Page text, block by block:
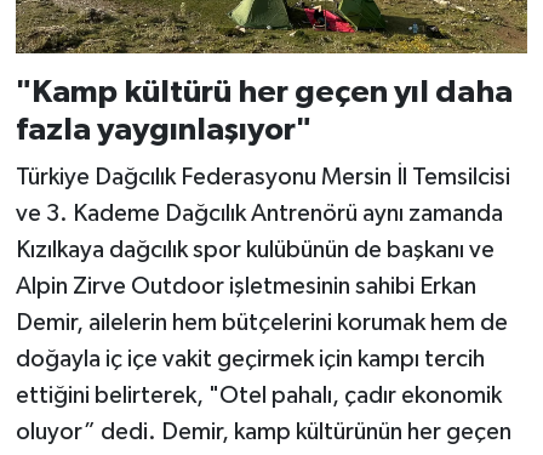
"Kamp kültürü her geçen yıl daha
fazla yaygınlaşıyor"
Türkiye Dağcılık Federasyonu Mersin İl Temsilcisi
ve 3. Kademe Dağcılık Antrenörü aynı zamanda
Kızılkaya dağcılık spor kulübünün de başkanı ve
Alpin Zirve Outdoor işletmesinin sahibi Erkan
Demir, ailelerin hem bütçelerini korumak hem de
doğayla iç içe vakit geçirmek için kampı tercih
ettiğini belirterek, "Otel pahalı, çadır ekonomik
oluyor” dedi. Demir, kamp kültürünün her geçen